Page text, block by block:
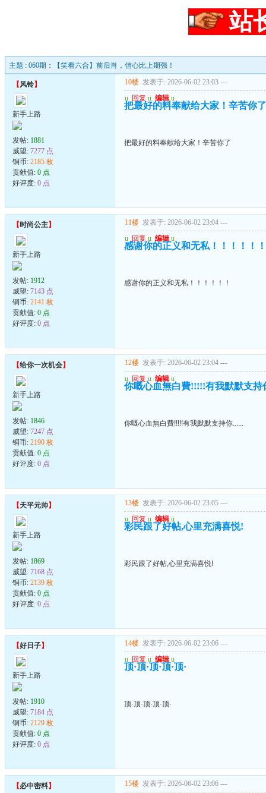
站
主题 : 060期：【笑看六合】前后肖，信心比上期强！
【风铃】
新手上路
发帖: 1881
威望: 7277 点
铜币: 2185 枚
贡献值: 0 点
好评度: 0 点
10楼 发表于: 2026-06-02 23:03 ---
u 回复 u 编辑 u
把最好的料奉献给大家！辛苦你了
把最好的料奉献给大家！辛苦你了
【时尚公主】
新手上路
发帖: 1912
威望: 7143 点
铜币: 2141 枚
贡献值: 0 点
好评度: 0 点
11楼 发表于: 2026-06-02 23:04 ---
u 回复 u 编辑 u
感谢你的正义和无私！！！！！！
感谢你的正义和无私！！！！！！
【给你一次机会】
新手上路
发帖: 1846
威望: 7247 点
铜币: 2190 枚
贡献值: 0 点
好评度: 0 点
12楼 发表于: 2026-06-02 23:04 ---
u 回复 u 编辑 u
你嘅心血無白費!!!!!有我默默支持
你嘅心血無白費!!!!!有我默默支持你......
【天平元帅】
新手上路
发帖: 1869
威望: 7168 点
铜币: 2139 枚
贡献值: 0 点
好评度: 0 点
13楼 发表于: 2026-06-02 23:05 ---
u 回复 u 编辑 u
彩民跟了好帖,心里充满喜悦!
彩民跟了好帖,心里充满喜悦!
【好日子】
新手上路
发帖: 1910
威望: 7184 点
铜币: 2129 枚
贡献值: 0 点
好评度: 0 点
14楼 发表于: 2026-06-02 23:06 ---
u 回复 u 编辑 u
顶·顶·顶·顶·顶·
顶·顶·顶·顶·顶·
【必中密料】 15楼 发表于: 2026-06-02 23:06 ---